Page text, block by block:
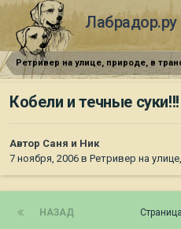
Лабрадор.ру
Ретривер на улице, природе, в
Кобели и течные суки!!!
Автор Саня и Ник
7 ноября, 2006 в Ретривер на
НАЗАД